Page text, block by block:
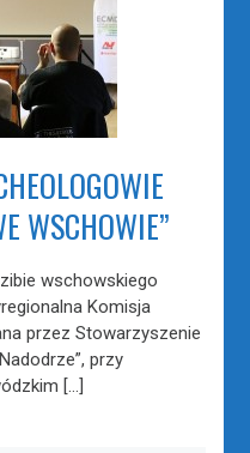
WSCHOWIE”
wschowskiego
Komisja
przez Stowarzyszenie
przy
[…]